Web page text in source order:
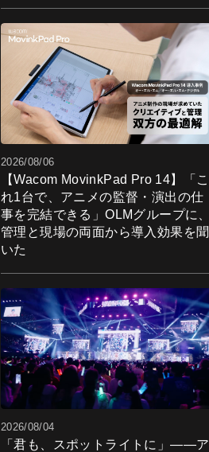
2026/08/06
【Wacom MovinkPad Pro 14】「こ
れ1台で、アニメの監督・演出の仕
事を完結できる」OLMグループに、
管理と現場の両面から導入効果を聞
いた
2026/08/04
「君も、スポットライトに」――ア